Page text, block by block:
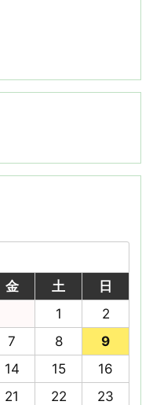
金 土
日
1
2
7 8
9
14 15
16
21 22
23